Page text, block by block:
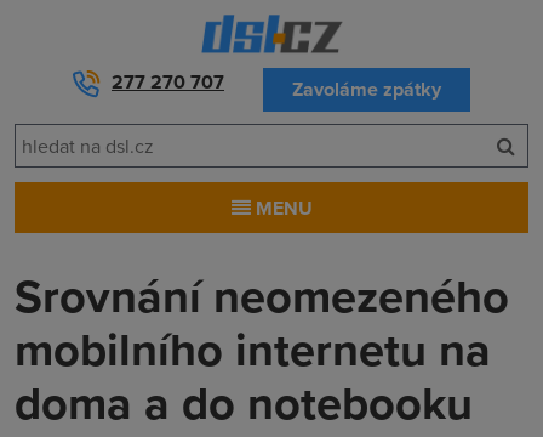
277 270 707 Zavoláme zpátky
MENU
Srovnání neomezeného
mobilního internetu na
doma a do notebooku